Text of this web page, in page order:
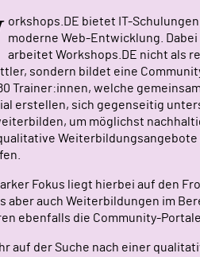
orkshops.DE bietet IT-
moderne Web-Entwicklung. Dabei
arbeitet Workshops.DE nicht als
sondern bildet eine
Trainer:innen, welche gemeinsam
erstellen, sich gegenseitig
um möglichst
Weiterbildungsangebote
Fokus liegt hierbei auf den
aber auch Weiterbildungen im
ebenfalls die Community-Portale
auf der Suche nach einer